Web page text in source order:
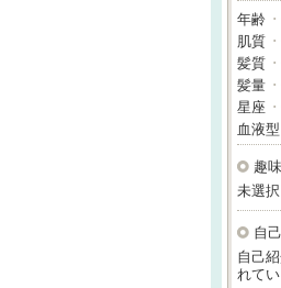
年齢
肌質
髪質
髪量
星座
血液型
趣味
未選択
自
自己
れて